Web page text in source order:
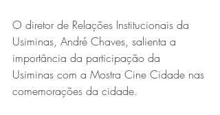
O diretor de Relações Institucionais da
Usiminas, André Chaves, salienta a
importância da participação da
Usiminas com a Mostra Cine Cidade nas
comemorações da cidade.